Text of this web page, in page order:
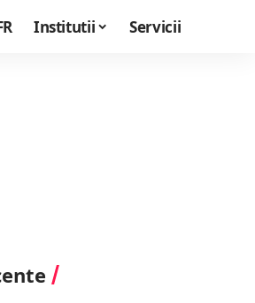
Institutii Servicii